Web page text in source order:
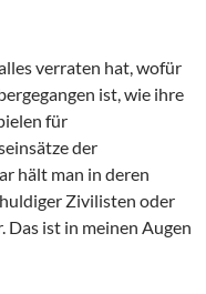
verraten hat, wofür
ist, wie ihre
für
der
hält man in deren
Zivilisten oder
ist in meinen Augen